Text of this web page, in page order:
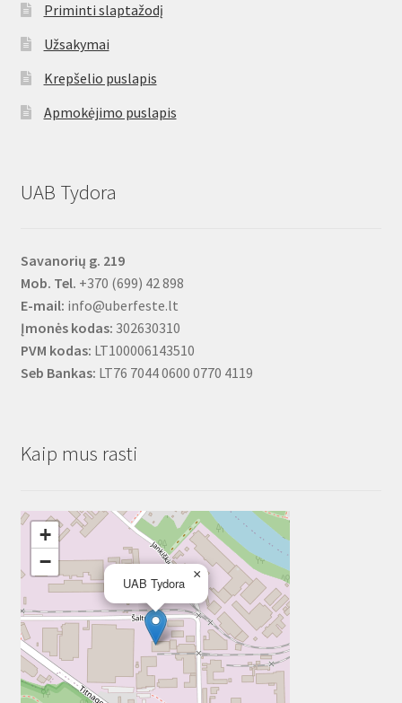
Priminti slaptažodį
Užsakymai
Krepšelio puslapis
Apmokėjimo puslapis
UAB Tydora
Savanorių g. 219
Mob. Tel. +370 (699) 42 898
E-mail: info@uberfeste.lt
Įmonės kodas: 302630310
PVM kodas: LT100006143510
Seb Bankas: LT76 7044 0600 0770 4119
Kaip mus rasti
UAB Tydora
×
+
−